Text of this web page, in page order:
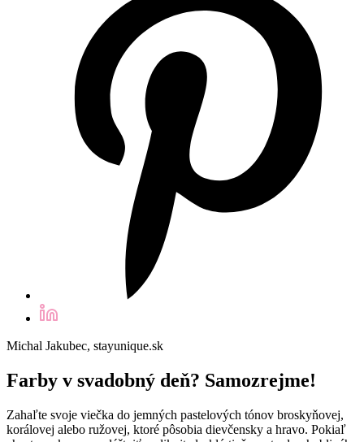
Michal Jakubec, stayunique.sk
Farby v svadobný deň? Samozrejme!
Zahaľte svoje viečka do jemných pastelových tónov broskyňovej,
korálovej alebo ružovej, ktoré pôsobia dievčensky a hravo. Pokiaľ